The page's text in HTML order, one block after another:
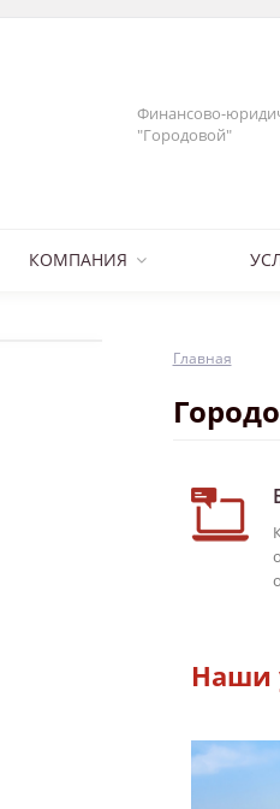
Финансово-
"Городовой"
КОМПАНИЯ
Главная
Наши